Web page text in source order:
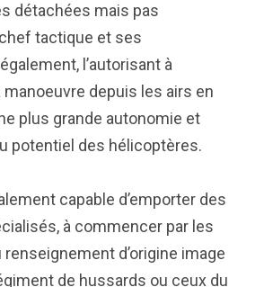
détachées mais pas
tactique et ses
l’autorisant à
depuis les airs en
plus grande autonomie et
potentiel des hélicoptères.
capable d’emporter des
à commencer par les
d’origine image
de hussards ou ceux du